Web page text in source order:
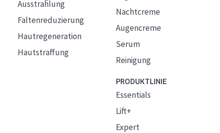
Ausstrahlung
Faltenreduzierung
Hautregeneration
Hautstraffung
Nachtcreme
Augencreme
Serum
Reinigung
PRODUKTLINIE
Essentials
Lift+
Expert